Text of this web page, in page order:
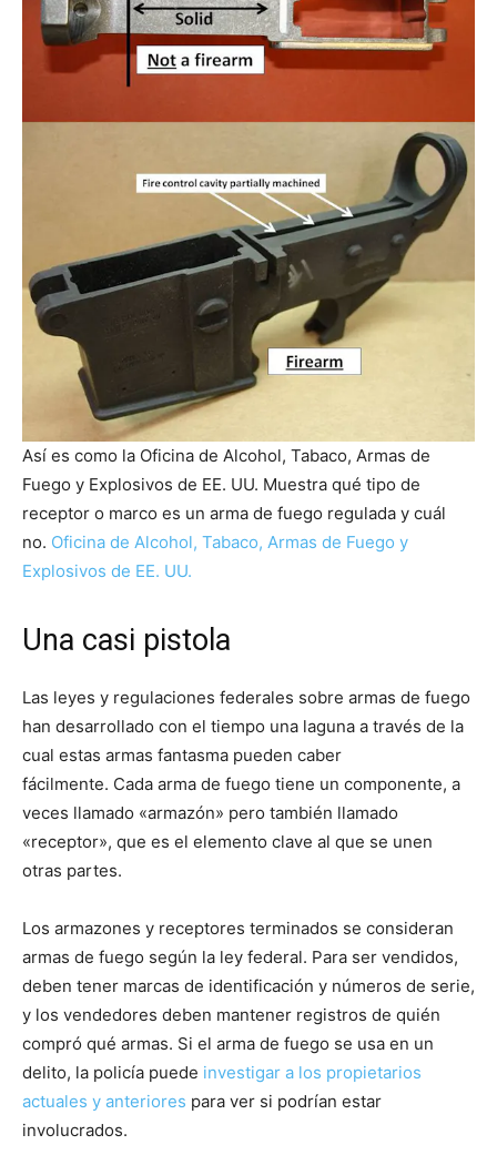
Así es como la Oficina de Alcohol, Tabaco, Armas de
Fuego y Explosivos de EE. UU. Muestra qué tipo de
receptor o marco es un arma de fuego regulada y cuál
no. Oficina de Alcohol, Tabaco, Armas de Fuego y
Explosivos de EE. UU.
Una casi pistola
Las leyes y regulaciones federales sobre armas de fuego
han desarrollado con el tiempo una laguna a través de la
cual estas armas fantasma pueden caber
fácilmente. Cada arma de fuego tiene un componente, a
veces llamado «armazón» pero también llamado
«receptor», que es el elemento clave al que se unen
otras partes.
Los armazones y receptores terminados se consideran
armas de fuego según la ley federal. Para ser vendidos,
deben tener marcas de identificación y números de serie,
y los vendedores deben mantener registros de quién
compró qué armas. Si el arma de fuego se usa en un
delito, la policía puede investigar a los propietarios
actuales y anteriores para ver si podrían estar
involucrados.